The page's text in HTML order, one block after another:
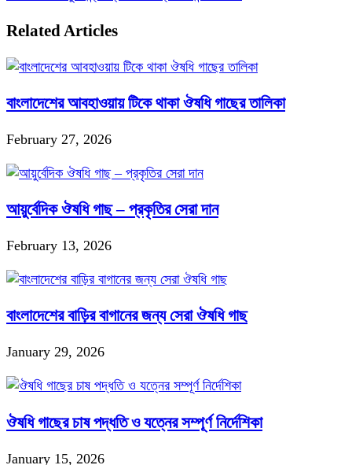
Related Articles
বাংলাদেশের আবহাওয়ায় টিকে থাকা ঔষধি গাছের তালিকা
February 27, 2026
আয়ুর্বেদিক ঔষধি গাছ – প্রকৃতির সেরা দান
February 13, 2026
বাংলাদেশের বাড়ির বাগানের জন্য সেরা ঔষধি গাছ
January 29, 2026
ঔষধি গাছের চাষ পদ্ধতি ও যত্নের সম্পূর্ণ নির্দেশিকা
January 15, 2026